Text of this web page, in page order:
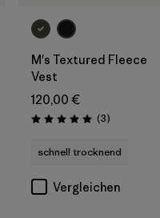
M's Textured Fleece
Vest
120,00 €
Bewertung: 5.0 / 5
(3Rezensionen
)
schnell trocknend
Vergleichen